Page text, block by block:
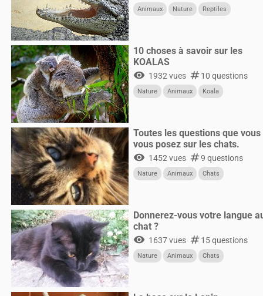
Animaux Nature Reptiles
10 choses à savoir sur les
KOALAS
visibility 1932 vues numbers10 questions
Nature Animaux Koala
Toutes les questions que vous
vous posez sur les chats.
visibility 1452 vues numbers9 questions
Nature Animaux Chats
Donnerez-vous votre langue
chat ?
visibility 1637 vues numbers15 questions
Nature Animaux Chats